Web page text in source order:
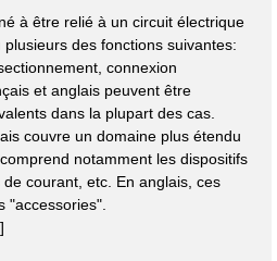
à être relié à un circuit électrique
des fonctions suivantes:
connexion
et anglais peuvent être
dans la plupart des cas.
couvre un domaine plus étendu
notamment les dispositifs
courant, etc. En anglais, ces
"accessories".